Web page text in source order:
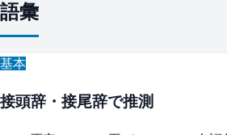
語彙
基本
接頭辞・接尾辞で推測